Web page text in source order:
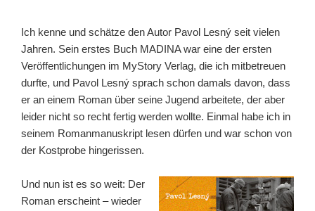
Ich kenne und schätze den Autor Pavol Lesný seit vielen
Jahren. Sein erstes Buch MADINA war eine der ersten
Veröffentlichungen im MyStory Verlag, die ich mitbetreuen
durfte, und Pavol Lesný sprach schon damals davon, dass
er an einem Roman über seine Jugend arbeitete, der aber
leider nicht so recht fertig werden wollte. Einmal habe ich in
seinem Romanmanuskript lesen dürfen und war schon von
der Kostprobe hingerissen.
Und nun ist es so weit: Der
Roman erscheint – wieder